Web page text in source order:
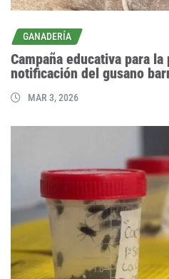
GANADERÍA
Campaña educativa para
notificación del gusano
MAR 3, 2026